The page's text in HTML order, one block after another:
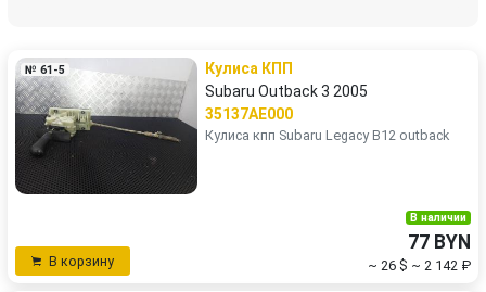
№ 61-5
Кулиса КПП
Subaru Outback 3 2005
35137AE000
Кулиса кпп Subaru Legacy B12 outback
В корзину
В наличии
77 BYN
~ 26 $ ~ 2 142 ₽